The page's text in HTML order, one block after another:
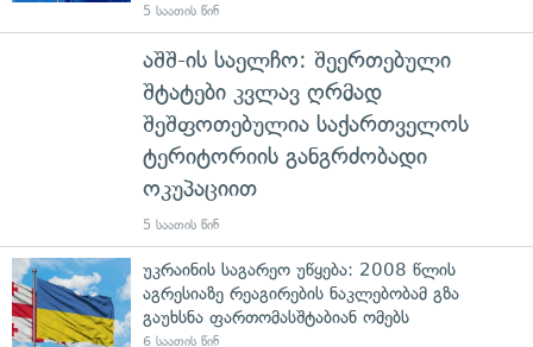
5 საათის წინ
აშშ-ის საელჩო: შეერთებული
შტატები კვლავ ღრმად
შეშფოთებულია საქართველოს
ტერიტორიის განგრძობადი
ოკუპაციით
5 საათის წინ
უკრაინის საგარეო უწყება: 2008 წლის
აგრესიაზე რეაგირების ნაკლებობამ გზა
გაუხსნა ფართომასშტაბიან ომებს
6 საათის წინ